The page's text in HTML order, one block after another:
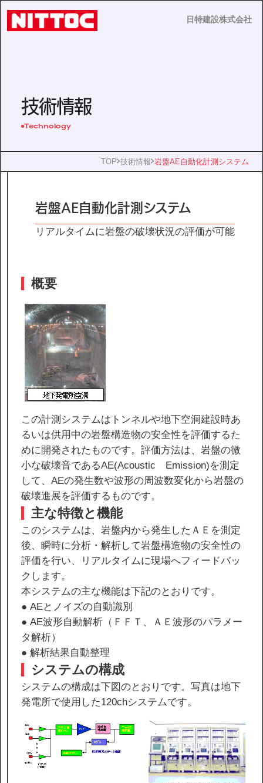
日特建設株式会社
日特建設株式会社
事業内容
企業情報
サステナビリティ
ニュース
お問い合わせ
採用情報
営業カタログダウンロード
協力会社の皆様へ
個人情報等保護ポリシー
このサイトの使い方
サイトマップ
技術情報
Technology
TOP 技術情報 岩盤AE自動化計測システム
岩盤AE自動化計測システム
リアルタイムに岩盤の破壊状況の評価が可能
概要
この計測システムはトンネルや地下空洞建設時あ
るいは供用中の岩盤構造物の安全性を評価するた
めに開発されたものです。評価方法は、岩盤の微
小な破壊音であるAE(Acoustic Emission)を測定
して、AEの発生数や波形の周波数変化から岩盤の
破壊進展を評価するものです。
主な特徴と機能
このシステムは、岩盤内から発生したＡＥを測定
後、瞬時に分析・解析して岩盤構造物の安全性の
評価を行い、リアルタイムに現場へフィードバッ
クします。
本システムの主な機能は下記のとおりです。
● AEとノイズの自動識別
● AE波形自動解析（ＦＦＴ、ＡＥ波形のパラメー
タ解析）
● 解析結果自動整理
システムの構成
システムの構成は下図のとおりです。写真は地下
発電所で使用した120chシステムです。